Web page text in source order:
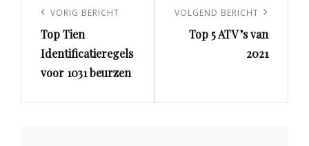
Vorig
bericht
VORIG BERICHT
Top Tien
Identificatieregels
voor 1031 beurzen
Volgend
bericht
VOLGEND BERICHT
Top 5 ATV ’s van
2021